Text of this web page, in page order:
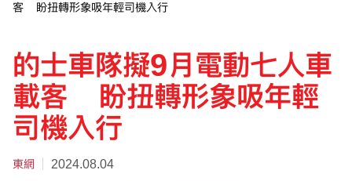
客 盼扭轉形象吸年輕司機入行
的士車隊擬9月電動七人車
載客 盼扭轉形象吸年輕
司機入行
東網 2024.08.04